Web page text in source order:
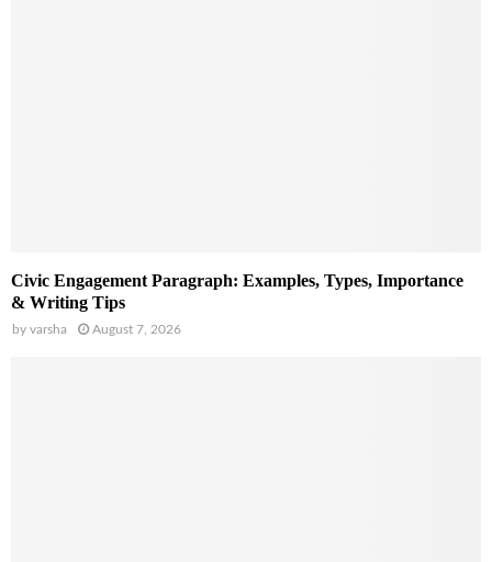
Civic Engagement Paragraph: Examples, Types, Importance
& Writing Tips
by varsha August 7, 2026